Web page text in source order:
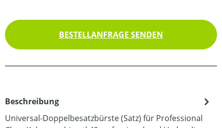
BESTELLANFRAGE SENDEN
Beschreibung
Universal-Doppelbesatzbürste (Satz) für Professional